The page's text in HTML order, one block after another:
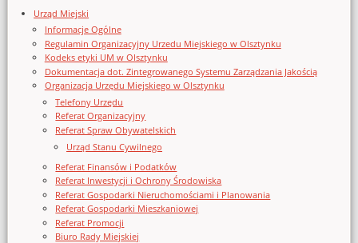
Urząd Miejski
Informacje Ogólne
Regulamin Organizacyjny Urzedu Miejskiego w Olsztynku
Kodeks etyki UM w Olsztynku
Dokumentacja dot. Zintegrowanego Systemu Zarządzania Jakością
Organizacja Urzędu Miejskiego w Olsztynku
Telefony Urzędu
Referat Organizacyjny
Referat Spraw Obywatelskich
Urząd Stanu Cywilnego
Referat Finansów i Podatków
Referat Inwestycji i Ochrony Środowiska
Referat Gospodarki Nieruchomościami i Planowania
Referat Gospodarki Mieszkaniowej
Referat Promocji
Biuro Rady Miejskiej